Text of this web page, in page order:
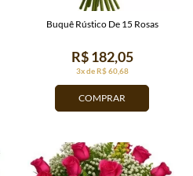
COMPRAR
3x de R$ 60,68
R$ 182,05
Buquê Rústico De 15 Rosas